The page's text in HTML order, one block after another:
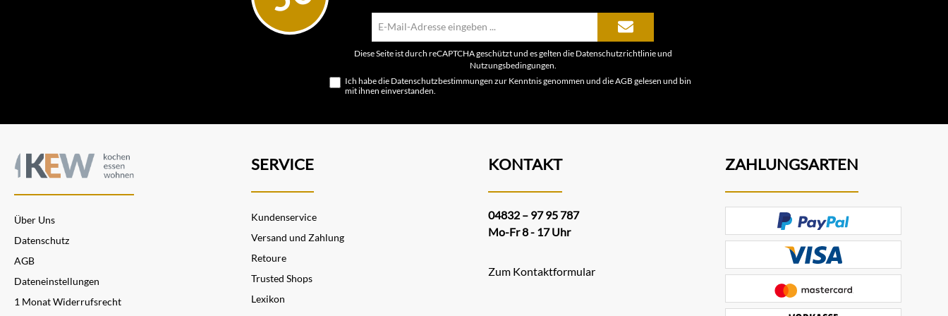
Mail-
Adresse*
Diese Seite ist durch reCAPTCHA geschützt und es gelten die Datenschutzrichtlinieund
Nutzungsbedingungen
Ich habe die Datenschutzbestimmungen zur Kenntnis genommen und dieAGB gelesen und bin
mit ihnen einverstanden.
Über Uns
Datenschutz
AGB
Dateneinstellungen
1 Monat Widerrufsrecht
SERVICE
Kundenservice
Versand und Zahlung
Retoure
Trusted Shops
Lexikon
KONTAKT
04832 – 97 95 787
Mo-Fr 8 - 17 Uhr
Zum Kontaktformular
ZAHLUNGSARTEN